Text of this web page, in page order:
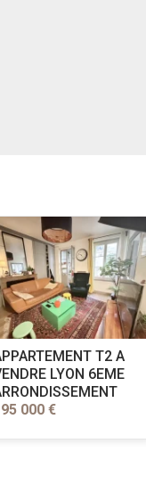
T2 A
LYON 6EME
000 €